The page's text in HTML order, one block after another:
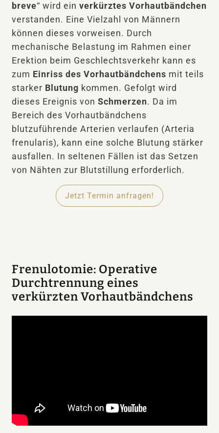
breve“ wird ein verkürztes Vorhautbändchen
verstanden. Eine Vielzahl von Männern
können dieses vorweisen. Durch
mechanische Belastung im Rahmen einer
Erektion beim Geschlechtsverkehr kann es
zum Einriss des Vorhautbändchens mit teils
starker Blutung kommen. Gefolgt wird
dieses Ereignis von Schmerzen. Da im
Bereich des Vorhautbändchens
blutzuführende Arterien verlaufen (Arteria
frenularis), kann eine solche Blutung stärker
ausfallen. In seltenen Fällen ist das Setzen
von Nähten zur Blutstillung erforderlich.
Jetzt Termin anfragen!
Frenulotomie: Operative
Durchtrennung eines
verkürzten Vorhautbändchens